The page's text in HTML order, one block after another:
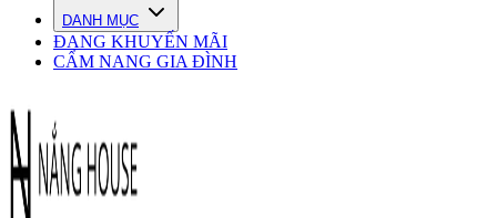
DANH MỤC
ĐANG KHUYẾN MÃI
CẨM NANG GIA ĐÌNH